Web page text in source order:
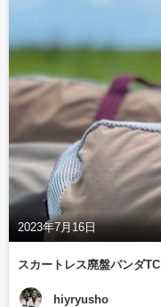
2023年7月16日
スカートレス廃盤パンダTC
hiyryusho